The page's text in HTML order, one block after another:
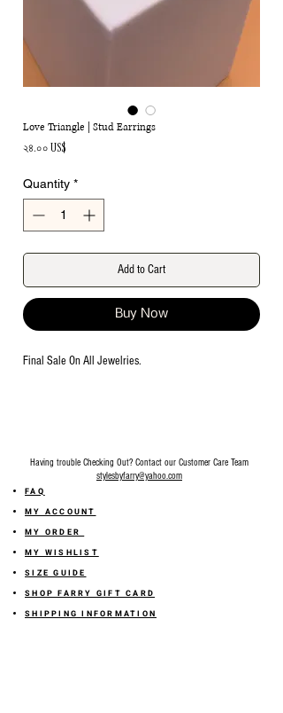
Love Triangle | Stud Earrings
২৪.০০ US$
Quantity *
Add to Cart
Buy Now
Final Sale On All Jewelries.
Having trouble Checking Out? Contact our Customer Care Team
stylesbyfarry@yahoo.com
FAQ
MY ACCOUNT
MY ORDER
MY WISHLIST
SIZE GUIDE
SHOP FARRY GIFT CARD
SHIPPING INFORMATION